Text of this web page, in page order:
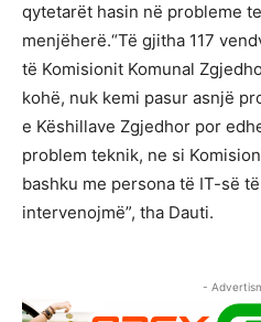
qytetarët hasin në probleme
menjëherë.“Të gjitha 117
të Komisionit Komunal
kohë, nuk kemi pasur asnjë
e Këshillave Zgjedhor por
problem teknik, ne si
bashku me persona të IT-së
intervenojmë”, tha Dauti.
-